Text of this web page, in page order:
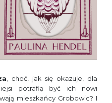
, choć, jak się okazuje, dla
potrafią być ich nowi
mieszkańcy Grobowic? I